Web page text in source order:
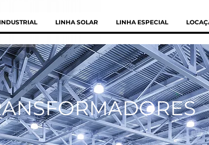
LINHA SOLAR LINHA ESPECIAL